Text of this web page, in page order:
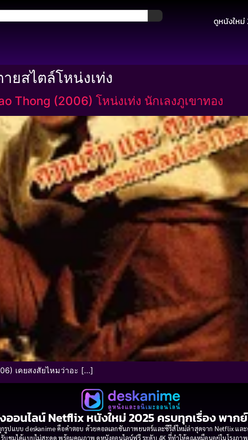
ดูหนังใหม่
ยสไตล์โหน่งเท่ง
Thong (2006) โหน่งเท่ง นักเลงภูเขาทอง
เคยสงสัยไหมว่าอะ […]
ออนไลน์ Netflix หนังใหม่ 2025 ครบทุกเรื่อง พาก
ปแบบ deskanime คือคำตอบ ด้วยคอลเลกชันภาพยนตร์และซีรีส์ใหม่ล่าสุดจาก Netflix และ
บชมได้แบบไม่สะดุด พร้อมคุณภาพ ดูหนังออนไลน์ฟรี ระดับ 4K ที่ทำให้คุณเหมือนอยู่ในโรงภา